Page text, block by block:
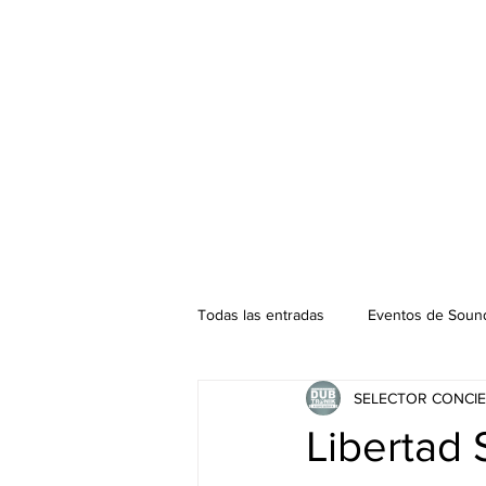
Todas las entradas Eventos de
Podcast. SOUNDMAN
Libertad
SELECTOR